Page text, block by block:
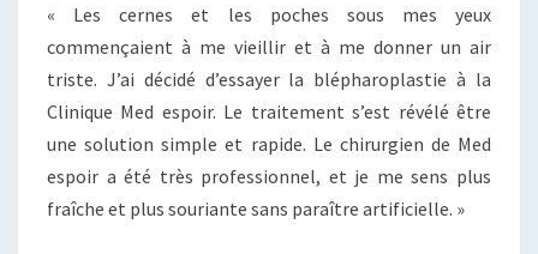
« Les cernes et les poches sous mes yeux
commençaient à me vieillir et à me donner un air
triste. J’ai décidé d’essayer la blépharoplastie à la
Clinique Med espoir. Le traitement s’est révélé être
une solution simple et rapide. Le chirurgien de Med
espoir a été très professionnel, et je me sens plus
fraîche et plus souriante sans paraître artificielle. »